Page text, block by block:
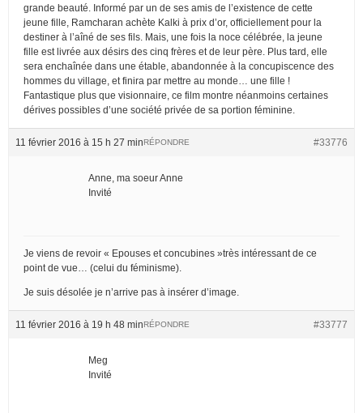
grande beauté. Informé par un de ses amis de l’existence de cette
jeune fille, Ramcharan achète Kalki à prix d’or, officiellement pour la
destiner à l’aîné de ses fils. Mais, une fois la noce célébrée, la jeune
fille est livrée aux désirs des cinq frères et de leur père. Plus tard, elle
sera enchaînée dans une étable, abandonnée à la concupiscence des
hommes du village, et finira par mettre au monde… une fille !
Fantastique plus que visionnaire, ce film montre néanmoins certaines
dérives possibles d’une société privée de sa portion féminine.
11 février 2016 à 15 h 27 min #33776
RÉPONDRE
Anne, ma soeur Anne
Invité
Je viens de revoir « Epouses et concubines »très intéressant de ce
point de vue… (celui du féminisme).
Je suis désolée je n’arrive pas à insérer d’image.
11 février 2016 à 19 h 48 min #33777
RÉPONDRE
Meg
Invité